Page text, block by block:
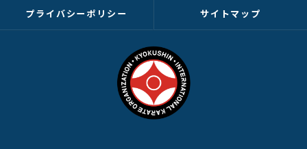
プライバシーポリシー サイトマップ